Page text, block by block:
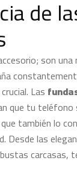
de
son una
Las
que tu teléfono
también lo
Desde las
carcasas,